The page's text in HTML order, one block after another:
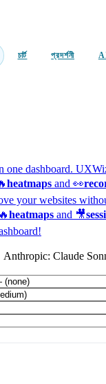
চার্ট প্রদর্শনী
one dashboard.
heatmaps and 👀
your websites
heatmaps and 🎥
Anthropic: Claude